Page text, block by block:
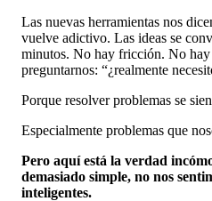
Las nuevas herramientas nos
vuelve adictivo. Las ideas se
minutos. No hay fricción. No hay
preguntarnos: “¿realmente
Porque resolver problemas se
Especialmente problemas que
Pero aquí está la verdad
demasiado simple, no nos
inteligentes.